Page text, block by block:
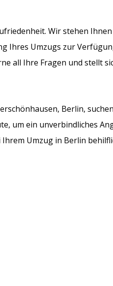
Wir stehen
Ihres Umzugs zur
all Ihre Fragen und stellt
Berlin,
um ein unverbindliches
Umzug in Berlin